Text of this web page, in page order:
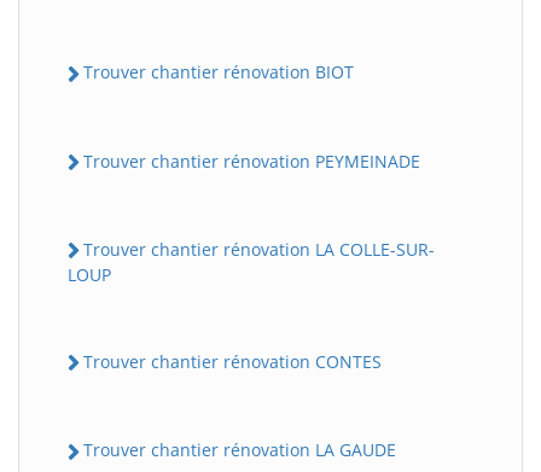
Trouver chantier rénovation BIOT
Trouver chantier rénovation PEYMEINADE
Trouver chantier rénovation LA COLLE-SUR-
LOUP
Trouver chantier rénovation CONTES
Trouver chantier rénovation LA GAUDE